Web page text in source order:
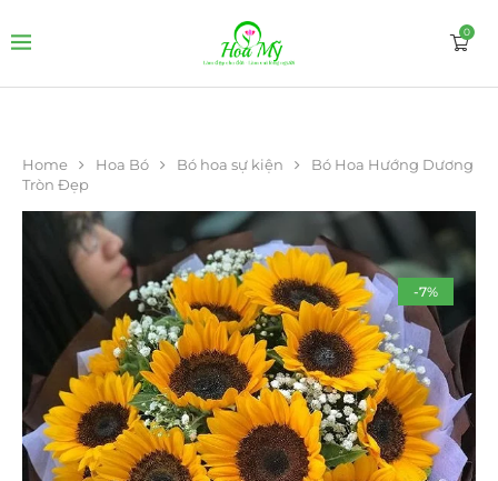
0
Home Hoa Bó Bó hoa sự kiện
Bó Hoa Hướng Dương
Tròn Đẹp
-7%